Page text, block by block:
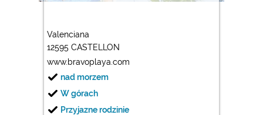
Valenciana
12595 CASTELLON
www.bravoplaya.com
nad morzem
W górach
Przyjazne rodzinie